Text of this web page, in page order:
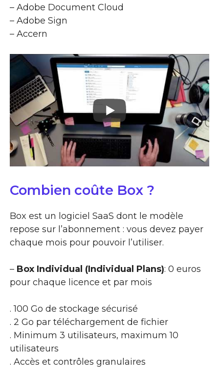
– Adobe Document Cloud
– Adobe Sign
– Accern
Combien coûte Box ?
Box est un logiciel SaaS dont le modèle
repose sur l’abonnement : vous devez payer
chaque mois pour pouvoir l’utiliser.
– Box Individual (Individual Plans): 0 euros
pour chaque licence et par mois
. 100 Go de stockage sécurisé
. 2 Go par téléchargement de fichier
. Minimum 3 utilisateurs, maximum 10
utilisateurs
. Accès et contrôles granulaires